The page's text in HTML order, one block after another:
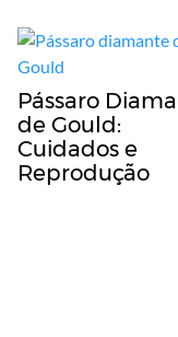
Pássaro
de Gould:
Cuidados e
Reprodução